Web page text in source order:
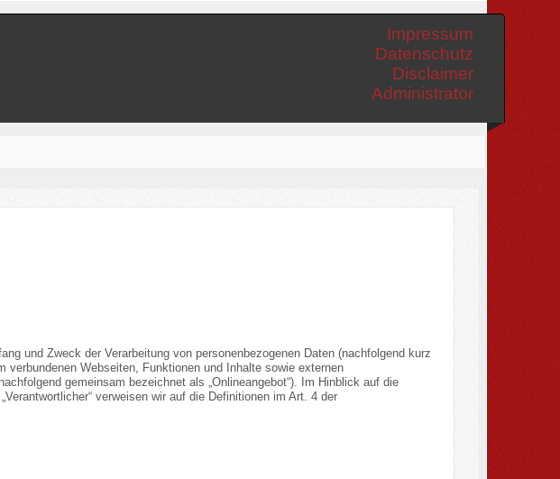
Impressum
Datenschutz
Disclaimer
Administrator
und Zweck der Verarbeitung von personenbezogenen Daten (nachfolgend kurz
verbundenen Webseiten, Funktionen und Inhalte sowie externen
gemeinsam bezeichnet als „Onlineangebot“). Im Hinblick auf die
verweisen wir auf die Definitionen im Art. 4 der